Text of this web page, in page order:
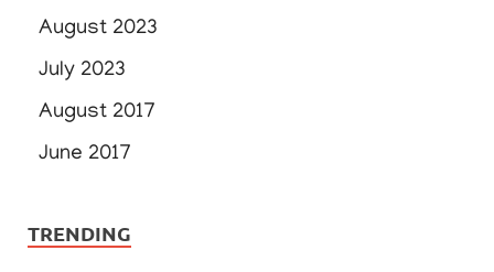
August 2023
July 2023
August 2017
June 2017
TRENDING